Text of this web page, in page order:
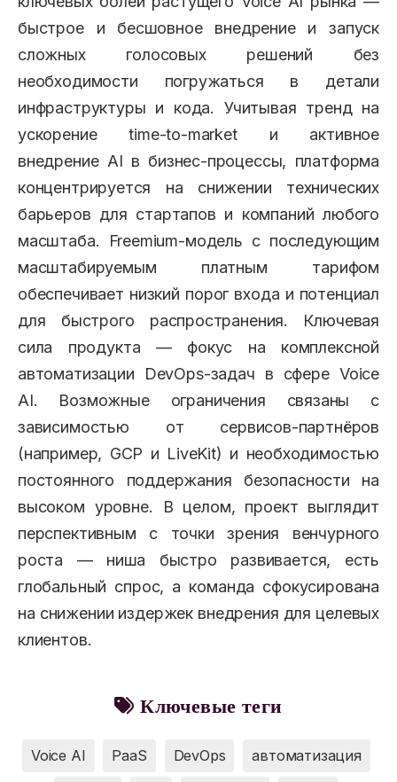
быстрое и бесшовное внедрение и запуск
сложных голосовых решений без
необходимости погружаться в детали
инфраструктуры и кода. Учитывая тренд на
ускорение time-to-market и активное
внедрение AI в бизнес-процессы, платформа
концентрируется на снижении технических
барьеров для стартапов и компаний любого
масштаба. Freemium-модель с последующим
масштабируемым платным тарифом
обеспечивает низкий порог входа и потенциал
для быстрого распространения. Ключевая
сила продукта — фокус на комплексной
автоматизации DevOps-задач в сфере Voice
AI. Возможные ограничения связаны с
зависимостью от сервисов-партнёров
(например, GCP и LiveKit) и необходимостью
постоянного поддержания безопасности на
высоком уровне. В целом, проект выглядит
перспективным с точки зрения венчурного
роста — ниша быстро развивается, есть
глобальный спрос, а команда сфокусирована
на снижении издержек внедрения для целевых
клиентов.
Ключевые теги
Voice AI PaaS DevOps автоматизация